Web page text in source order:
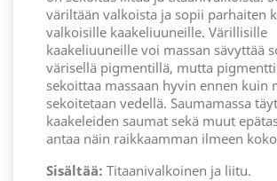
väriltään valkoista ja sopii parhaiten
valkoisille kaakeliuuneille. Värillisille
kaakeliuuneille voi massan sävyttää
värisellä pigmentillä, mutta
sekoittaa massaan hyvin ennen kuin
sekoitetaan vedellä. Saumamassa
kaakeleiden saumat sekä muut
antaa näin raikkaamman ilmeen
Sisältää: Titaanivalkoinen ja liitu.